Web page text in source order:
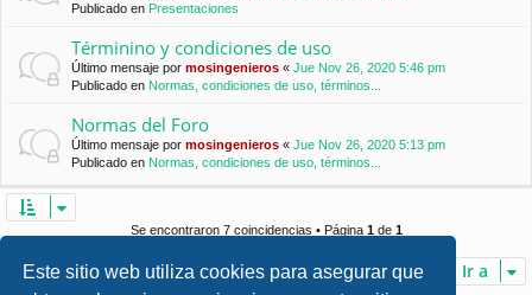
Este sitio web utiliza cookies para asegurar que
Publicado en Presentaciones
Términino y condiciones de uso
Último mensaje por mosingenieros « Jue Nov 26, 2020 5:46 pm
Publicado en Normas, condiciones de uso, términos...
Normas del Foro
Último mensaje por mosingenieros « Jue Nov 26, 2020 5:13 pm
Publicado en Normas, condiciones de uso, términos...
Se encontraron 7 coincidencias • Página 1de 1
Ir a